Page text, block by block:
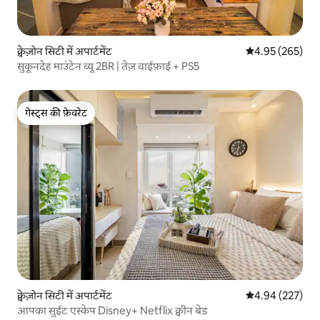
क्वेज़ोन सिटी में अपार्टमेंट औसत रेटिंग 5 में से
4.95 (265)
सुकूनदेह माउंटेन व्यू 2BR | तेज़ वाईफ़ाई + PS5
गेस्ट्स की फ़ेवरेट
गेस्ट्स की फ़ेवरेट
क्वेज़ोन सिटी में अपार्टमेंट औसत रेटिंग 5 में से
4.94 (227)
आपका सुईट एस्केप Disney+ Netflix क्वीन बेड